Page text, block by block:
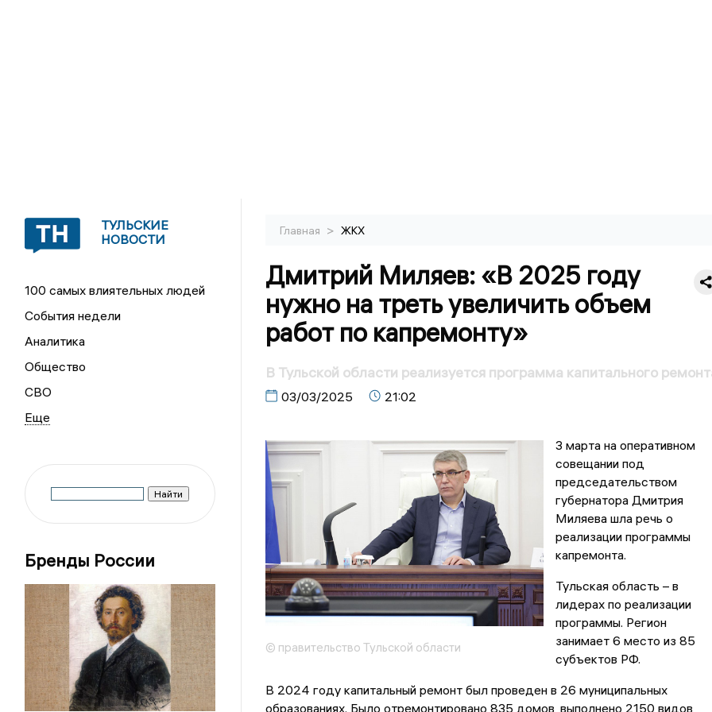
ТУЛЬСКИЕ
НОВОСТИ
100 самых влиятельных людей
События недели
Аналитика
Общество
СВО
Бренды России
Главная > ЖКХ
Дмитрий Миляев: «В 2025 году
нужно на треть увеличить объем
работ по капремонту»
В Тульской области реализуется программа капитального
03/03/2025 21:02
© правительство Тульской области
3 марта на оперативном
совещании под
председательством
губернатора Дмитрия
Миляева шла речь о
реализации программы
капремонта.
Тульская область – в
лидерах по реализации
программы. Регион
занимает 6 место из 85
субъектов РФ.
В 2024 году капитальный ремонт был проведен в 26 муниципальных
образованиях. Было отремонтировано 835 домов, выполнено 2150 видов